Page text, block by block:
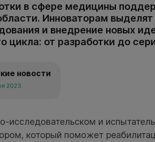
в сфере медицины
Инноваторам
и внедрение новых
цикла: от разработки до
новости
2023
исследовательском и
который поможет